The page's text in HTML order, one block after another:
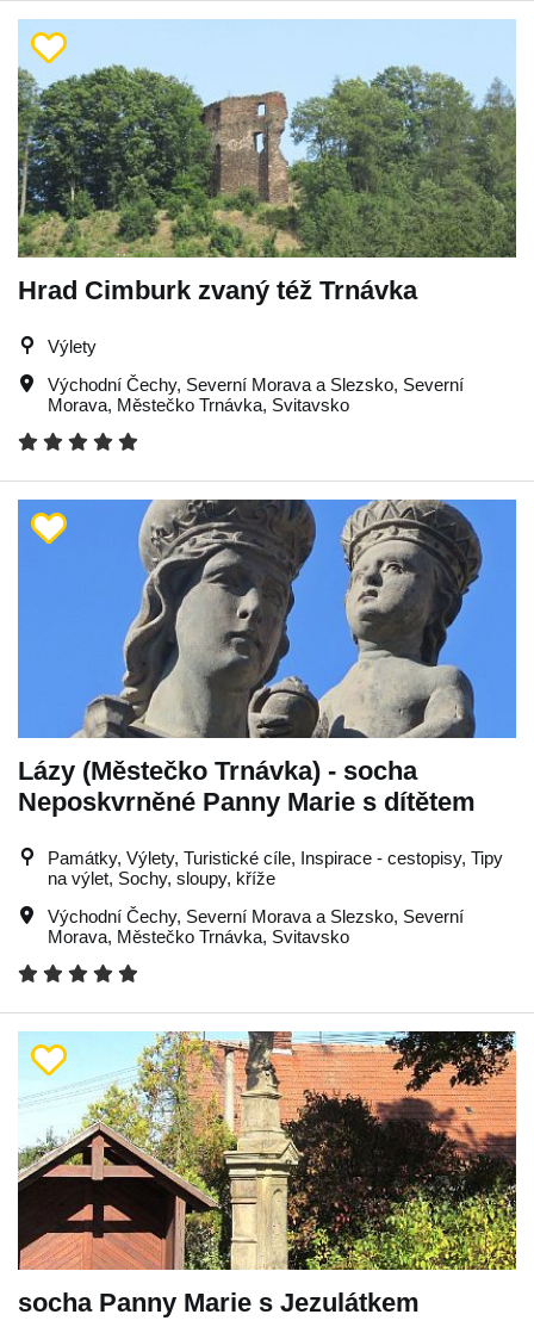
Hrad Cimburk zvaný též Trnávka
Výlety
Východní Čechy, Severní Morava a Slezsko, Severní
Morava, Městečko Trnávka, Svitavsko
Lázy (Městečko Trnávka) - socha
Neposkvrněné Panny Marie s dítětem
Památky, Výlety, Turistické cíle, Inspirace - cestopisy, Tipy
na výlet, Sochy, sloupy, kříže
Východní Čechy, Severní Morava a Slezsko, Severní
Morava, Městečko Trnávka, Svitavsko
socha Panny Marie s Jezulátkem